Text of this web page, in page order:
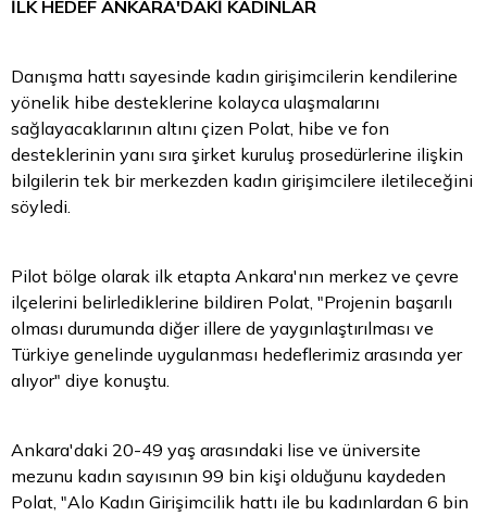
İLK HEDEF ANKARA'DAKİ KADINLAR
Danışma hattı sayesinde kadın girişimcilerin kendilerine
yönelik hibe desteklerine kolayca ulaşmalarını
sağlayacaklarının altını çizen Polat, hibe ve fon
desteklerinin yanı sıra şirket kuruluş prosedürlerine ilişkin
bilgilerin tek bir merkezden kadın girişimcilere iletileceğini
söyledi.
Pilot bölge olarak ilk etapta Ankara'nın merkez ve çevre
ilçelerini belirlediklerine bildiren Polat, "Projenin başarılı
olması durumunda diğer illere de yaygınlaştırılması ve
Türkiye genelinde uygulanması hedeflerimiz arasında yer
alıyor" diye konuştu.
Ankara'daki 20-49 yaş arasındaki lise ve üniversite
mezunu kadın sayısının 99 bin kişi olduğunu kaydeden
Polat, "Alo Kadın Girişimcilik hattı ile bu kadınlardan 6 bin